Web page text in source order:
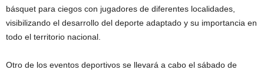
básquet para ciegos con jugadores de diferentes localidades,
visibilizando el desarrollo del deporte adaptado y su importancia en
todo el territorio nacional.
Otro de los eventos deportivos se llevará a cabo el sábado de